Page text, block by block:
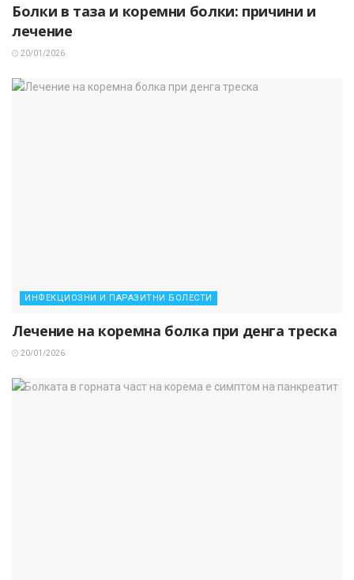
Болки в таза и коремни болки: причини и
лечение
20/01/2026
ИНФЕКЦИОЗНИ И ПАРАЗИТНИ БОЛЕСТИ
Лечение на коремна болка при денга треска
20/01/2026